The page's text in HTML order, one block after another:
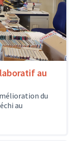
au
du
au